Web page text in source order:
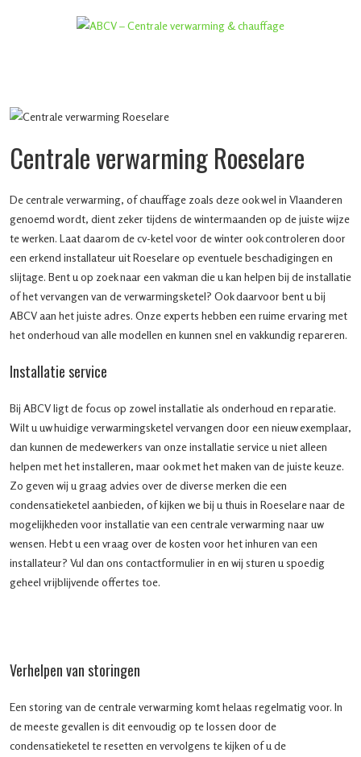
Centrale verwarming Roeselare
De centrale verwarming, of chauffage zoals deze ook wel in Vlaanderen
genoemd wordt, dient zeker tijdens de wintermaanden op de juiste wijze
te werken. Laat daarom de cv-ketel voor de winter ook controleren door
een erkend installateur uit Roeselare op eventuele beschadigingen en
slijtage. Bent u op zoek naar een vakman die u kan helpen bij de installatie
of het vervangen van de verwarmingsketel? Ook daarvoor bent u bij
ABCV aan het juiste adres. Onze experts hebben een ruime ervaring met
het onderhoud van alle modellen en kunnen snel en vakkundig repareren.
Installatie service
Bij ABCV ligt de focus op zowel installatie als onderhoud en reparatie.
Wilt u uw huidige verwarmingsketel vervangen door een nieuw exemplaar,
dan kunnen de medewerkers van onze installatie service u niet alleen
helpen met het installeren, maar ook met het maken van de juiste keuze.
Zo geven wij u graag advies over de diverse merken die een
condensatieketel aanbieden, of kijken we bij u thuis in Roeselare naar de
mogelijkheden voor installatie van een centrale verwarming naar uw
wensen. Hebt u een vraag over de kosten voor het inhuren van een
installateur? Vul dan ons contactformulier in en wij sturen u spoedig
geheel vrijblijvende offertes toe.
Verhelpen van storingen
Een storing van de centrale verwarming komt helaas regelmatig voor. In
de meeste gevallen is dit eenvoudig op te lossen door de
condensatieketel te resetten en vervolgens te kijken of u de